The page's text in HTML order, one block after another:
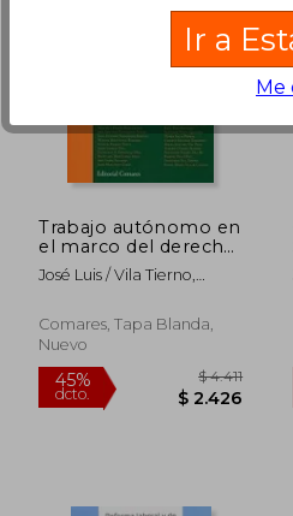
45%
dcto.
$ 5.926
$ 3.259
Trabajo autónomo en
el marco del derecho
del trabajo y de la
Seguridad Social, E
José Luis / Vila Tierno,
Comares, Tapa Blanda,
Nuevo
Ir a